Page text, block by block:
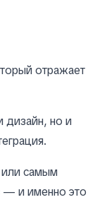
отражает
дизайн, но и
самым
— и именно это